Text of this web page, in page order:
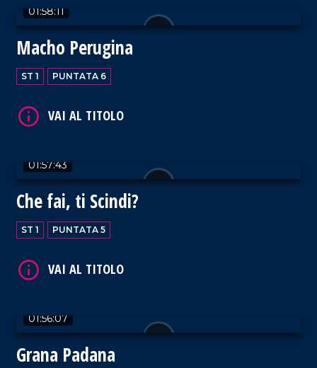
01:58:11
Macho Perugina
ST 1 PUNTATA 6
01:57:43
Che fai, ti Scindi?
ST 1 PUNTATA 5
01:56:07
Grana Padana
VAI AL TITOLO